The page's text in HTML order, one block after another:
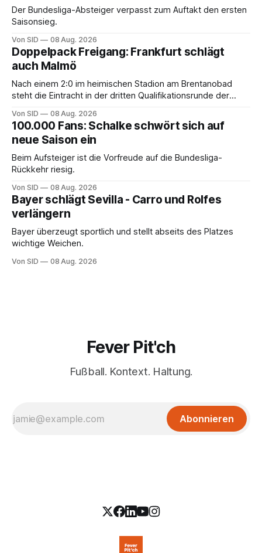
Der Bundesliga-Absteiger verpasst zum Auftakt den ersten
Saisonsieg.
Von SID 08 Aug. 2026
Doppelpack Freigang: Frankfurt schlägt
auch Malmö
Nach einem 2:0 im heimischen Stadion am Brentanobad
steht die Eintracht in der dritten Qualifikationsrunde der
Von SID 08 Aug. 2026
100.000 Fans: Schalke schwört sich auf
neue Saison ein
Beim Aufsteiger ist die Vorfreude auf die Bundesliga-
Rückkehr riesig.
Von SID 08 Aug. 2026
Bayer schlägt Sevilla - Carro und Rolfes
verlängern
Bayer überzeugt sportlich und stellt abseits des Platzes
wichtige Weichen.
Von SID 08 Aug. 2026
Fever Pit'ch
Fußball. Kontext. Haltung.
Abonnieren